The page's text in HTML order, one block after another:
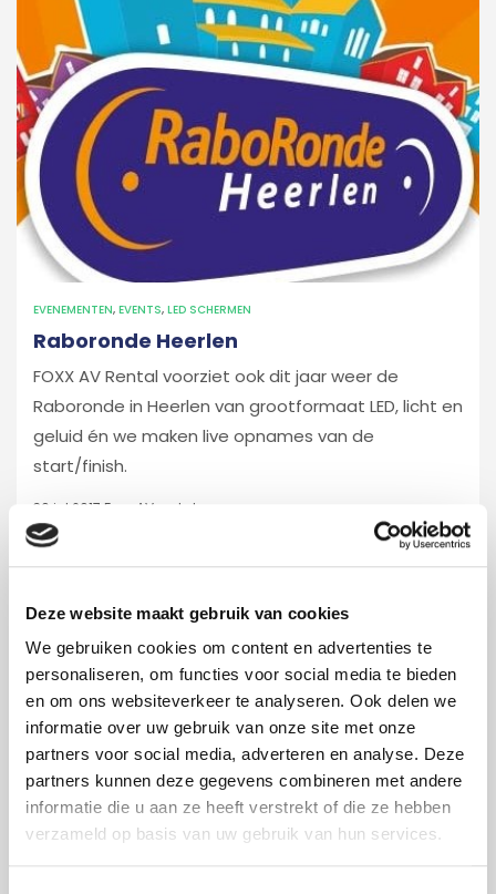
Deze website maakt gebruik van cookies
We gebruiken cookies om content en advertenties te
personaliseren, om functies voor social media te bieden
en om ons websiteverkeer te analyseren. Ook delen we
informatie over uw gebruik van onze site met onze
partners voor social media, adverteren en analyse. Deze
partners kunnen deze gegevens combineren met andere
informatie die u aan ze heeft verstrekt of die ze hebben
verzameld op basis van uw gebruik van hun services.
EVENEMENTEN, EVENTS, LED SCHERMEN
Raboronde Heerlen
FOXX AV Rental voorziet ook dit jaar weer de
Raboronde in Heerlen van grootformaat LED, licht en
geluid én we maken live opnames van de
start/finish.
30 jul 2017 Foxx AV rental